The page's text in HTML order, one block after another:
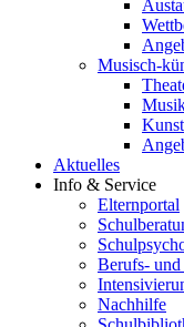
Musisch-
Kunst
Aktuelles
Info & Service
Elternportal
Berufs-
Nachhilfe